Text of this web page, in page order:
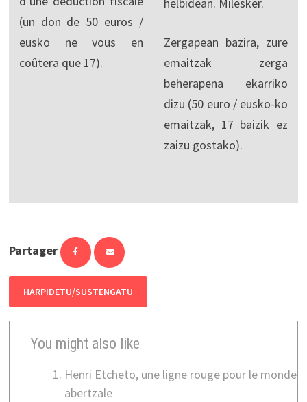
(un don de 50 euros /
eusko ne vous en
coûtera que 17).
helbidean. Milesker.
Zergapean bazira, zure
emaitzak zerga
beherapena ekarriko
dizu (50 euro / eusko-ko
emaitzak, 17 baizik ez
zaizu gostako).
Partager
HARPIDETU/SUSTENGATU
You might also like
Henri Etcheto, une ligne rouge pour le monde
abertzale